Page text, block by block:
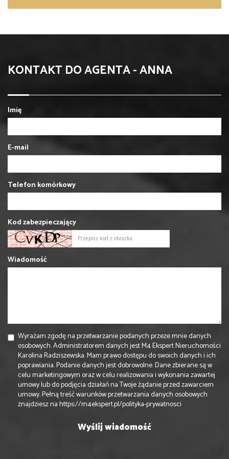
KONTAKT DO AGENTA - ANNA
Imię
E-mail
Telefon komórkowy
Kod zabezpieczający
Wiadomość
Wyrażam zgodę na przetwarzanie podanych przeze mnie danych
osobowych. Administratorem danych jest M4 Ekspert Nieruchomości
Karolina Radziszewska. Mam prawo dostępu do swoich danych i ich
poprawiania. Podanie danych jest dobrowolne. Dane zbierane są w
celu marketingowym oraz w celu realizowania i wykonania zawartej
umowy lub do podjęcia działań na Twoje żądanie przed zawarciem
umowy. Pełną treść warunków przetwarzania danych osobowych
znajdziesz nahttps://m4ekspert.pl/polityka-prywatnosci